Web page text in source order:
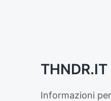
THNDR.IT
Informazioni